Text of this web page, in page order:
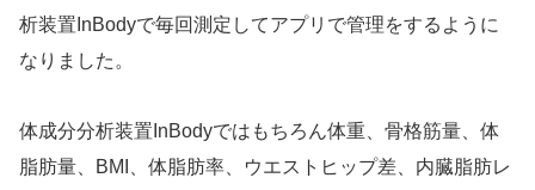
析装置InBodyで毎回測定してアプリで管理をするように
なりました。
体成分分析装置InBodyではもちろん体重、骨格筋量、体
脂肪量、BMI、体脂肪率、ウエストヒップ差、内臓脂肪レ